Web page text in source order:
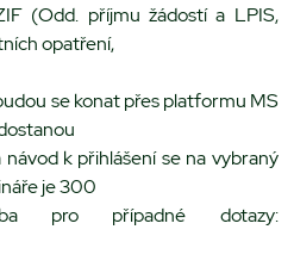
(Odd. příjmu žádostí a LPIS,
opatření,
se konat přes platformu MS
k přihlášení se na vybraný
je 300
pro případné dotazy: